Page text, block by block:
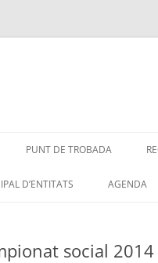
PUNT DE TROBADA
D’ENTITATS AGENDA
social 2014